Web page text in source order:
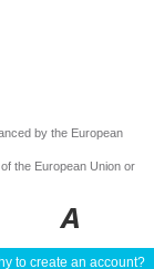
by the European
the European Union or
to create an account?